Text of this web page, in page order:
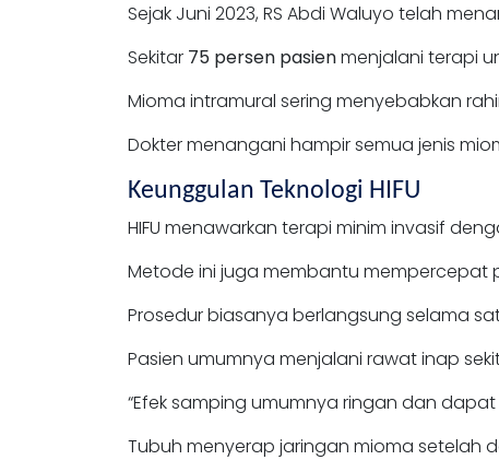
Sejak Juni 2023, RS Abdi Waluyo telah
Sekitar 75 persen pasienmenjalani terapi
Mioma intramural sering menyebabkan
Dokter menangani hampir semua jenis
Keunggulan Teknologi HIFU
HIFU menawarkan terapi minim invasif
Metode ini juga membantu mempercepat
Prosedur biasanya berlangsung selama
Pasien umumnya menjalani rawat inap
“Efek samping umumnya ringan dan
Tubuh menyerap jaringan mioma setelah